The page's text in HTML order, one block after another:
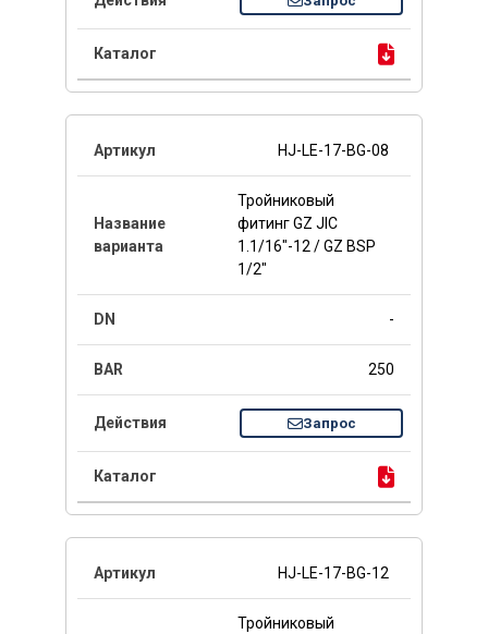
HJ-LE-17-BG-08
Тройниковый
фитинг GZ JIC
1.1/16"-12 / GZ BSP
1/2"
-
250
Запрос
HJ-LE-17-BG-12
Тройниковый